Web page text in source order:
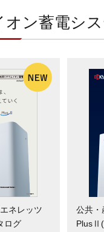
オン蓄電シ
ネレッツ
ログ
公共・
PlusⅡ(